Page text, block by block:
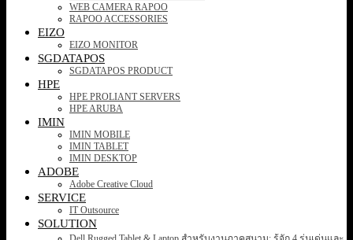
WEB CAMERA RAPOO
RAPOO ACCESSORIES
EIZO
EIZO MONITOR
SGDATAPOS
SGDATAPOS PRODUCT
HPE
HPE PROLIANT SERVERS
HPE ARUBA
IMIN
IMIN MOBILE
IMIN TABLET
IMIN DESKTOP
ADOBE
Adobe Creative Cloud
SERVICE
IT Outsource
SOLUTION